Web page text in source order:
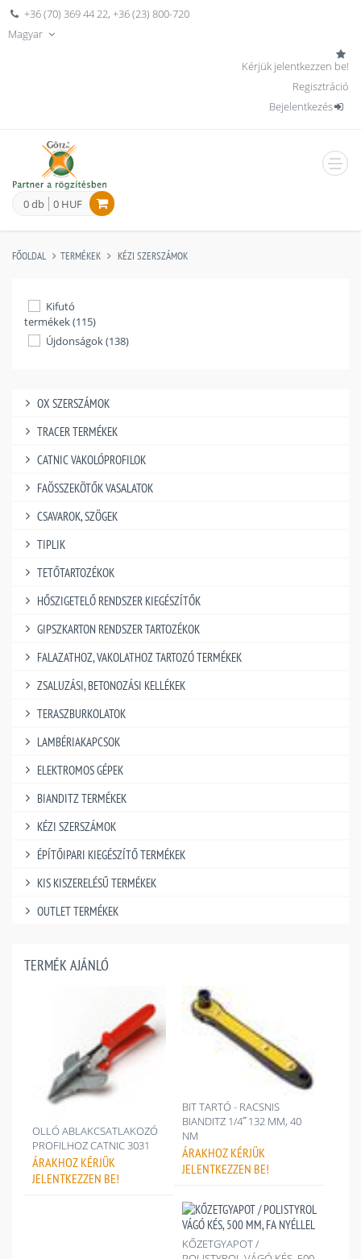
+36 (70) 369 44 22,+36 (23) 800-720
Magyar
Kérjük jelentkezzen be!
Regisztráció
Bejelentkezés
0 db 0 HUF
FŐOLDAL TERMÉKEK KÉZI SZERSZÁMOK
Kifutó
termékek (115)
Újdonságok (138)
OX SZERSZÁMOK
TRACER TERMÉKEK
CATNIC VAKOLÓPROFILOK
FAÖSSZEKÖTŐK VASALATOK
CSAVAROK, SZÖGEK
TIPLIK
TETŐTARTOZÉKOK
HŐSZIGETELŐ RENDSZER KIEGÉSZÍTŐK
GIPSZKARTON RENDSZER TARTOZÉKOK
FALAZATHOZ, VAKOLATHOZ TARTOZÓ TERMÉKEK
ZSALUZÁSI, BETONOZÁSI KELLÉKEK
TERASZBURKOLATOK
LAMBÉRIAKAPCSOK
ELEKTROMOS GÉPEK
BIANDITZ TERMÉKEK
KÉZI SZERSZÁMOK
ÉPÍTŐIPARI KIEGÉSZÍTŐ TERMÉKEK
KIS KISZERELÉSŰ TERMÉKEK
OUTLET TERMÉKEK
TERMÉK AJÁNLÓ
OLLÓ ABLAKCSATLAKOZÓ
PROFILHOZ CATNIC 3031
ÁRAKHOZ KÉRJÜK
JELENTKEZZEN BE!
BIT TARTÓ - RACSNIS
BIANDITZ 1/4˝ 132 MM, 40
NM
ÁRAKHOZ KÉRJÜK
JELENTKEZZEN BE!
KŐZETGYAPOT /